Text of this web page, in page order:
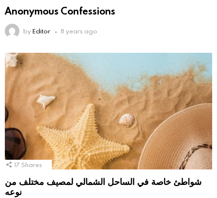
Anonymous Confessions
byEditor 8 years ago
17 Shares
شواطئ خاصة في الساحل الشمالي لمصيف مختلف من
نوعه